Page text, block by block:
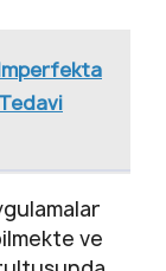
ve